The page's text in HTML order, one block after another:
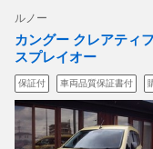
ルノー
カングー クレアティ
スプレイオー
保証付 車両品質保証書付